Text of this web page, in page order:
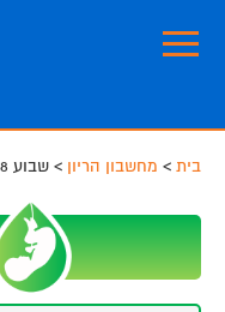
main
footer
בית > מחשבון הריון > שבוע 38